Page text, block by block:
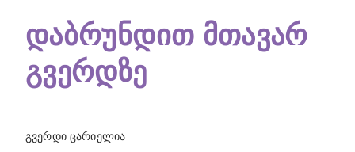
ᲓᲐᲑᲠᲣᲜᲓᲘᲗ ᲛᲗᲐᲕᲐᲠ
ᲒᲕᲔᲠᲓᲖᲔ
გვერდი ცარიელია